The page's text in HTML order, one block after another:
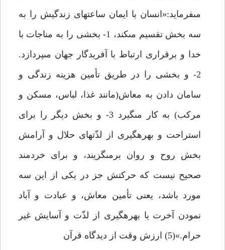
مى‏فرمايد:«انسان با ايمان ساعت‏هاى زندگيش را به
سه بخش تقسيم مى‏كند، 1- بخشى را به مناجات با
خدا و برقرارى ارتباط با آفريدگار جهان مى‏پردازد.
2- و بخشى را در طريق تأمين هزينه زندگى و
سامان دادن به معاش(مانند غذا، لباس، مسكن و
مركب) به كار مى‏گيرد 3- و بخش ديگر را براى
استراحت و بهره‏گيرى از لذّت‏هاى حلال و آرامش
بخش روح و روان برمى‏گزيند، و براى خردمند
صحيح نيست كه حركتش جز در يكى از اين سه
مورد باشد، يعنى تأمين معاش، و عبادت و آباد
نمودن آخرت يا بهره‏گيرى از لذّت و آسايش غير
حرام.»(5) ارزش وقت از ديدگاه قرآن‏